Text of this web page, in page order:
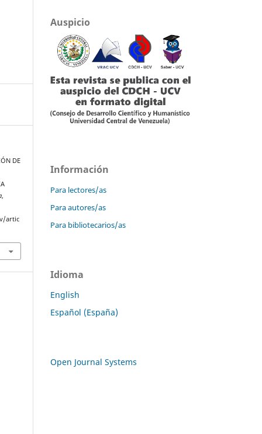
DE
,
artic
Auspicio
Información
Para lectores/as
Para autores/as
Para bibliotecarios/as
Idioma
English
Español (España)
Open Journal Systems